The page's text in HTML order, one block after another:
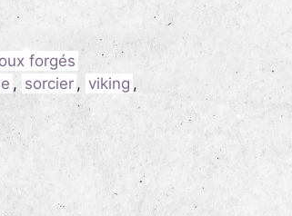
forgés
, sorcier , viking ,